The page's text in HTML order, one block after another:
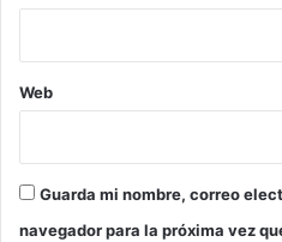
Web
Guarda mi nombre, correo
navegador para la próxima vez